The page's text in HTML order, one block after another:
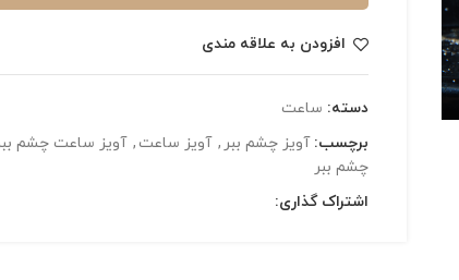
افزودن به علاقه مندی
دسته: ساعت
برچسب: آویز چشم ببر , آویز ساعت , آویز ساعت چشم
چشم ببر
اشتراک گذاری: